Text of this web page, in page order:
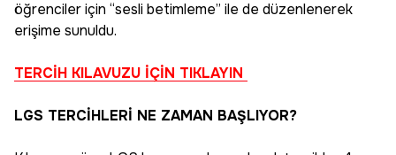
öğrenciler için “sesli betimleme” ile de düzenlenerek
erişime sunuldu.
TERCİH KILAVUZU İÇİN TIKLAYIN
LGS TERCİHLERİ NE ZAMAN BAŞLIYOR?